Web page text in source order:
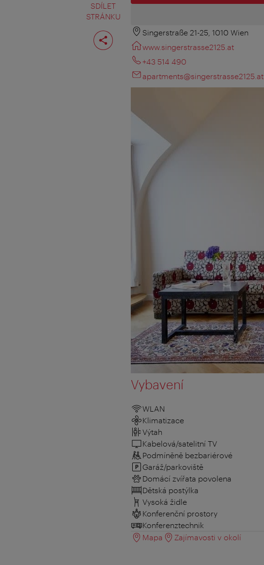
SDÍLET
STRÁNKU
Rozdělit
stranu
Singerstraße 21-25, 1010 Wien
www.singerstrasse2125.at
+43 514 490
apartments@singerstrasse2125.at
Vybavení
WLAN
Klimatizace
Výtah
Kabelová/satelitní TV
Podmíněně bezbariérové
Garáž/parkoviště
Domácí zvířata povolena
Dětská postýlka
Vysoká židle
Konferenční prostory
Konferenztechnik
Mapa
Zajímavosti v okolí